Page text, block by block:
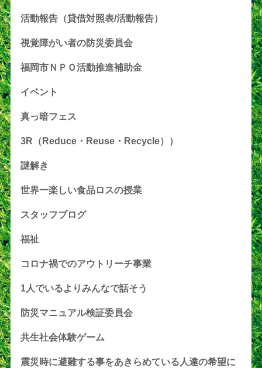
活動報告（貸借対照表/活動報告）
視覚障がい者の防災委員会
福岡市ＮＰＯ活動推進補助金
イベント
真っ暗フェス
3R（Reduce・Reuse・Recycle））
謎解き
世界一楽しい食品ロスの授業
スタッフブログ
福祉
コロナ禍でのアウトリーチ事業
1人でいるよりみんなで話そう
防災マニュアル検証委員会
共生社会体験ゲーム
震災時に避難する事をあきらめている人達の希望に